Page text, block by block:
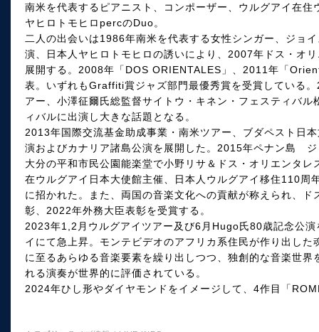
南米を代表するピアニスト、コンポーザー、ウルグアイ在
ヤヒロトモヒロpercのDuo。
二人の出会いは1986年南米を代表する女性シンガー、ジョ
演、日本人ヤヒロトモヒロの誘いにより、2007年ドス・オ
展開する。2008年「DOS ORIENTALES」、2011年「
表。いずれもGraffiti賞ジャズ部門最優秀賞を受賞している
アー、小澤征爾氏総監督サイトウ・キネン・フェスティバ
ィバルに出演し大きな話題となる。
2013年国際交流基金助成事業・南米ツアー、ブダペスト日
演およびカナリア諸島公演を展開した。2015年ペナン島
大分の平和市民公園能楽堂で小野リサ＆ドス・オリエンタ
在ウルグアイ日本大使館主催、日本人ウルグアイ移住110
に招かれた。また、両国の音楽文化への貢献が称えられ、
彰、2022年外務大臣表彰を受賞する。
2023年1,2月ウルグアイツアー及び6月Hugo氏80歳記念公
イにて急上昇。モンテビデオのアフリカ系住民が作り出し
に至るあらゆる音楽要素を繰り出しつつ、独創的な音楽世
れる演奏が世界的に評価されている。
2024年ひし形やダイヤモンドをイメージして、4作目「